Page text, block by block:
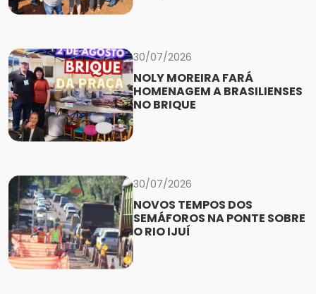
30/07/2026
NOLY MOREIRA FARÁ
HOMENAGEM A BRASILIENSES
NO BRIQUE
30/07/2026
NOVOS TEMPOS DOS
SEMÁFOROS NA PONTE SOBRE
O RIO IJUÍ